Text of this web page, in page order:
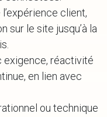
client,
sur le site jusqu’à la
exigence, réactivité
en lien avec
ou technique